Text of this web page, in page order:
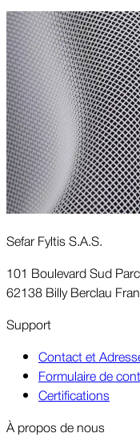
Sefar Fyltis S.A.S.
101 Boulevard Sud
62138 Billy Berclau
Support
Contact et
Formulaire de
Certifications
À propos de nous